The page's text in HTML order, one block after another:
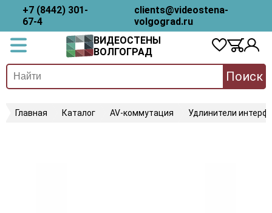
+7 (8442) 301-
67-4
clients@videostena-
volgograd.ru
ВИДЕОСТЕНЫ
ВОЛГОГРАД
Поиск
Главная Каталог AV-коммутация Удлинители